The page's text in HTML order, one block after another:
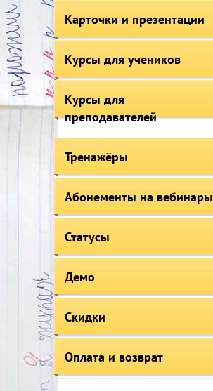
Карточки и презентации
Курсы для учеников
Курсы для
преподавателей
Тренажёры
Абонементы на вебинары
Статусы
Демо
Скидки
Оплата и возврат